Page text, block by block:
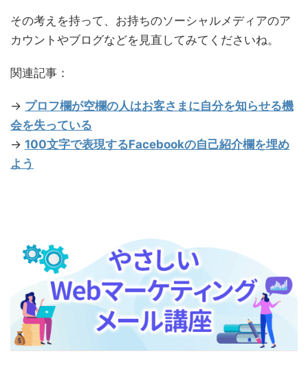
その考えを持って、お持ちのソーシャルメディアのア
カウントやブログなどを見直してみてくださいね。
関連記事：
→ プロフ欄が空欄の人はお客さまに自分を知らせる機
会を失っている
→ 100文字で表現するFacebookの自己紹介欄を埋め
よう